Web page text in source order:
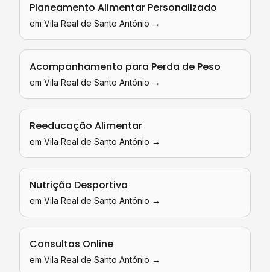
Planeamento Alimentar Personalizado
em Vila Real de Santo António →
Acompanhamento para Perda de Peso
em Vila Real de Santo António →
Reeducação Alimentar
em Vila Real de Santo António →
Nutrição Desportiva
em Vila Real de Santo António →
Consultas Online
em Vila Real de Santo António →